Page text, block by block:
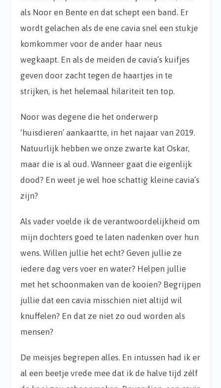
als Noor en Bente en dat schept een band. Er
wordt gelachen als de ene cavia snel een stukje
komkommer voor de ander haar neus
wegkaapt. En als de meiden de cavia’s kuifjes
geven door zacht tegen de haartjes in te
strijken, is het helemaal hilariteit ten top.
Noor was degene die het onderwerp
‘huisdieren’ aankaartte, in het najaar van 2019.
Natuurlijk hebben we onze zwarte kat Oskar,
maar die is al oud. Wanneer gaat die eigenlijk
dood? En weet je wel hoe schattig kleine cavia’s
zijn?
Als vader voelde ik de verantwoordelijkheid om
mijn dochters goed te laten nadenken over hun
wens. Willen jullie het echt? Geven jullie ze
iedere dag vers voer en water? Helpen jullie
met het schoonmaken van de kooien? Begrijpen
jullie dat een cavia misschien niet altijd wil
knuffelen? En dat ze niet zo oud worden als
mensen?
De meisjes begrepen alles. En intussen had ik er
al een beetje vrede mee dat ik de halve tijd zélf